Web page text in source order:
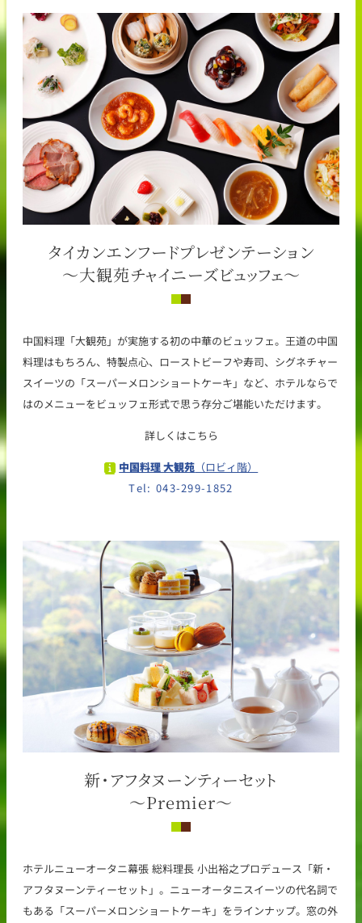
タイカンエンフードプレゼンテーション
～大観苑チャイニーズビュッフェ～
中国料理「大観苑」が実施する初の中華のビュッフェ。王道の中国
料理はもちろん、特製点心、ローストビーフや寿司、シグネチャー
スイーツの「スーパーメロンショートケーキ」など、ホテルならで
はのメニューをビュッフェ形式で思う存分ご堪能いただけます。
詳しくはこちら
中国料理 大観苑 （ロビィ階）
Tel: 043-299-1852
新・アフタヌーンティーセット
～Premier～
ホテルニューオータニ幕張 総料理長 小出裕之プロデュース「新・
アフタヌーンティーセット」。ニューオータニスイーツの代名詞で
もある「スーパーメロンショートケーキ」をラインナップ。窓の外